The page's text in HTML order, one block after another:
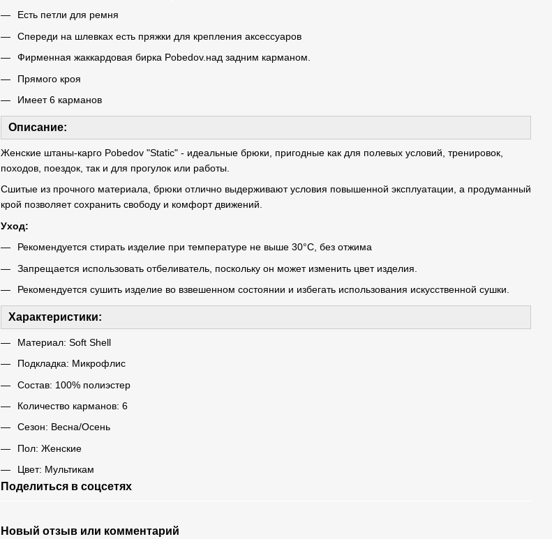
Есть петли для ремня
Спереди на шлевках есть пряжки для крепления аксессуаров
Фирменная жаккардовая бирка Pobedov.над задним карманом.
Прямого кроя
Имеет 6 карманов
Описание:
Женские штаны-карго Pobedov "Static" - идеальные брюки, пригодные как для полевых условий, тренировок,
походов, поездок, так и для прогулок или работы.
Сшитые из прочного материала, брюки отлично выдерживают условия повышенной эксплуатации, а продуманный
крой позволяет сохранить свободу и комфорт движений.
Уход:
Рекомендуется стирать изделие при температуре не выше 30°C, без отжима
Запрещается использовать отбеливатель, поскольку он может изменить цвет изделия.
Рекомендуется сушить изделие во взвешенном состоянии и избегать использования искусственной сушки.
Характеристики:
Материал: Soft Shell
Подкладка: Микрофлис
Состав: 100% полиэстер
Количество карманов: 6
Сезон: Весна/Осень
Пол: Женские
Цвет: Мультикам
Поделиться в соцсетях
Новый отзыв или комментарий